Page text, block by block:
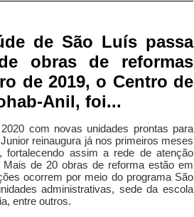
de São Luís passa
obras de reformas
de 2019, o Centro de
Anil, foi...
com novas unidades prontas para
reinaugura já nos primeiros meses
fortalecendo assim a rede de atenção
de 20 obras de reforma estão em
ocorrem por meio do programa São
administrativas, sede da escola
entre outros.